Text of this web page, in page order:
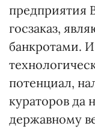
предприятия
госзаказ,
банкротами.
потенциал,
кураторов да
державному